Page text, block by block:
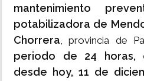
mantenimiento
potabilizadora de
Chorrera, provincia de
periodo de 24 horas,
desde hoy, 11 de